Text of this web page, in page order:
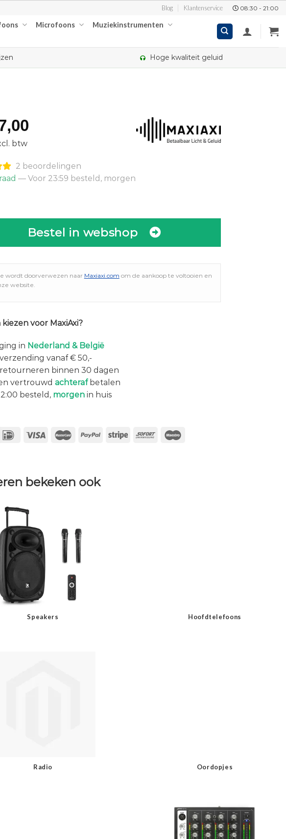
Blog Klantenservice 08:30 - 21:00
Microfoons Muziekinstrumenten
Hoge kwaliteit geluid
Huidige
€47,00.
btw
2 beoordelingen
— Voor 23:59 besteld, morgen
Bestel in webshop
wordt doorverwezen naar Maxiaxi.com om de aankoop te voltooien en
website.
voor MaxiAxi?
in Nederland & België
vanaf € 50,-
binnen 30 dagen
vertrouwd achterafbetalen
besteld, morgenin huis
bekeken ook
Speakers Hoofdtelefoons
Radio Oordopjes